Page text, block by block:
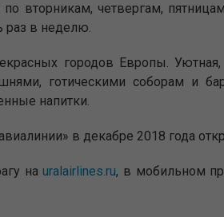
вторникам, четвергам,
раз в неделю.
городов Европы. Уютная,
готическими соборам и
напитки.
в декабре 2018 года
наuralairlines.ru, в мобильном